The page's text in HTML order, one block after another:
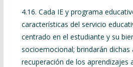
4.16. Cada IE y programa
características del servicio
centrado en el estudiante y su
socioemocional; brindarán dichas
recuperación de los aprendizajes